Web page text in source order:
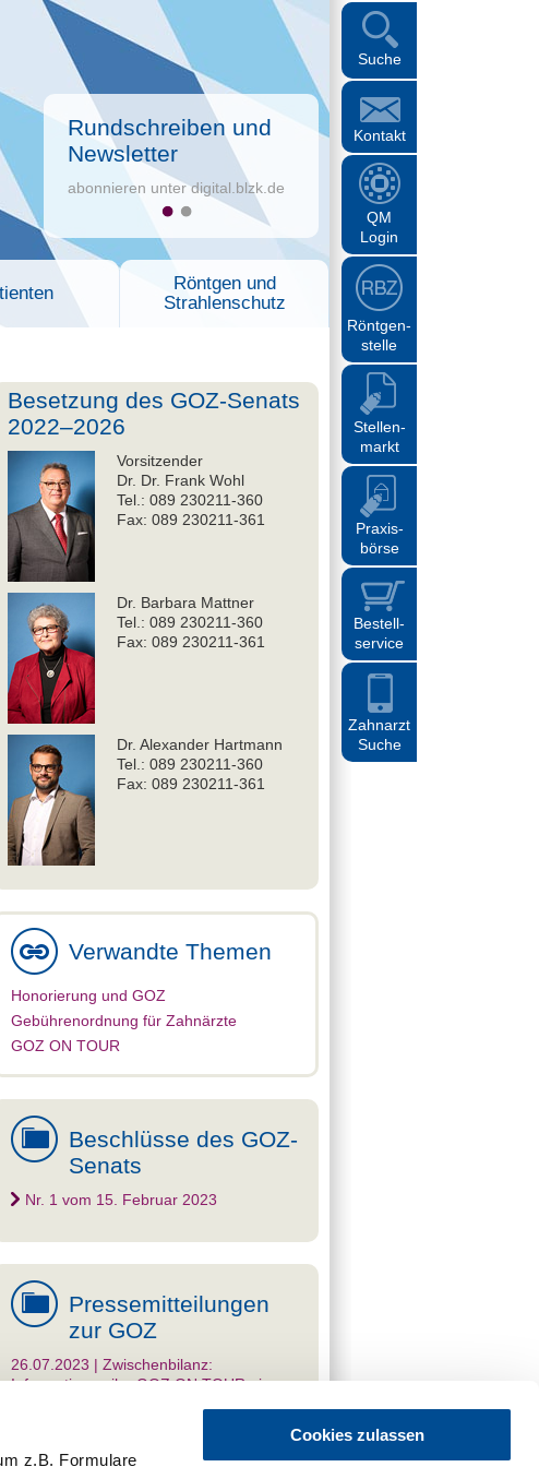
z.B. Formulare
Cookies zulassen
Suche
Kontakt
QM
Login
Röntgen-
stelle
Stellen-
markt
Praxis-
börse
Bestell-
service
Zahnarzt
Suche
Rundschreiben und
Newsletter
abonnieren unter digital.blzk.de
Röntgen und
Strahlenschutz
Besetzung des GOZ-Senats
2022–2026
Vorsitzender
Dr. Dr. Frank Wohl
Tel.: 089 230211-360
Fax: 089 230211-361
Dr. Barbara Mattner
Tel.: 089 230211-360
Fax: 089 230211-361
Dr. Alexander Hartmann
Tel.: 089 230211-360
Fax: 089 230211-361
Verwandte Themen
Honorierung und GOZ
Gebührenordnung für Zahnärzte
GOZ ON TOUR
Beschlüsse des GOZ-
Senats
Nr. 1 vom 15. Februar 2023
Pressemitteilungen
zur GOZ
26.07.2023 | Zwischenbilanz:
Informationsreihe GOZ ON TOUR ein
Leistungen im praxiseigenen Labor als